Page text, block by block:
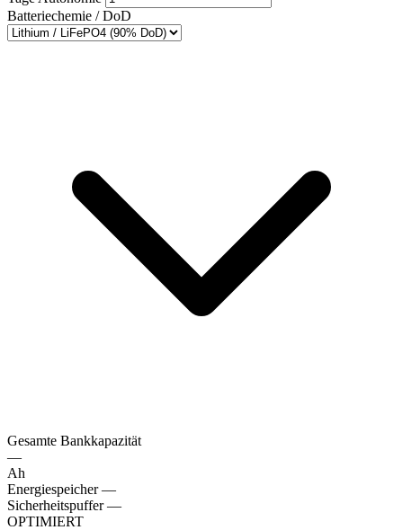
Batteriechemie / DoD
Gesamte Bankkapazität
—
Ah
Energiespeicher —
Sicherheitspuffer —
OPTIMIERT